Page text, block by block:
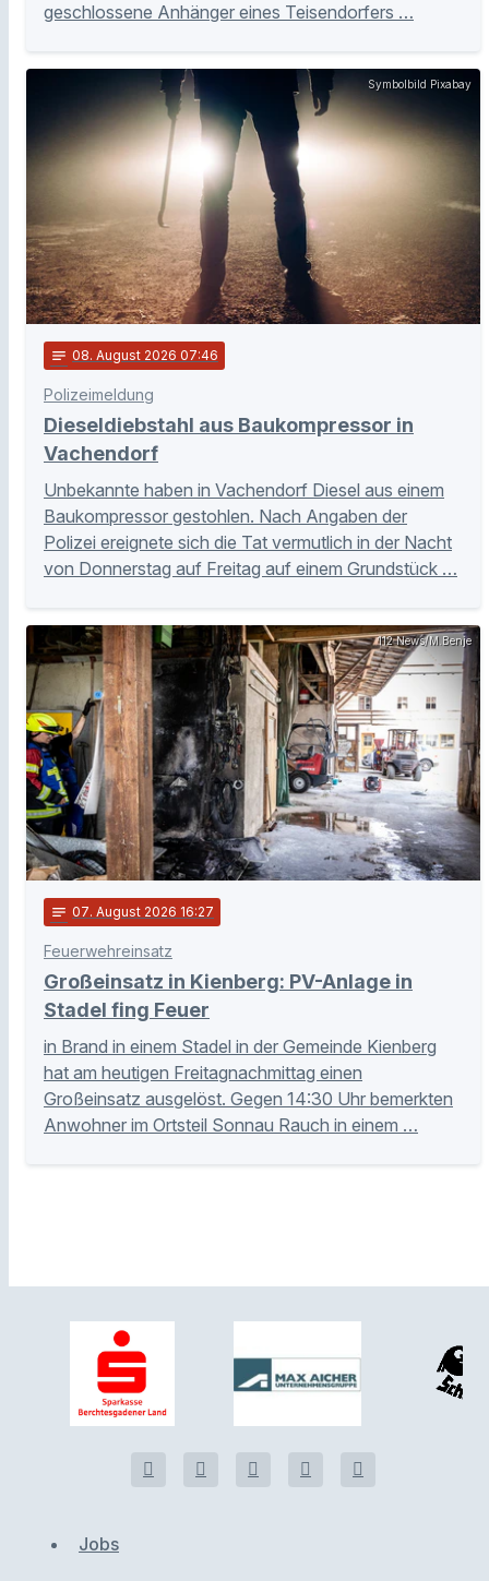
geschlossene Anhänger eines Teisendorfers …
Symbolbild Pixabay
notes 08. August 2026 07:46
Polizeimeldung
Dieseldiebstahl aus Baukompressor in
Vachendorf
Unbekannte haben in Vachendorf Diesel aus einem
Baukompressor gestohlen. Nach Angaben der
Polizei ereignete sich die Tat vermutlich in der Nacht
von Donnerstag auf Freitag auf einem Grundstück …
112 News/M.Benje
notes 07. August 2026 16:27
Feuerwehreinsatz
Großeinsatz in Kienberg: PV-Anlage in
Stadel fing Feuer
in Brand in einem Stadel in der Gemeinde Kienberg
hat am heutigen Freitagnachmittag einen
Großeinsatz ausgelöst. Gegen 14:30 Uhr bemerkten
Anwohner im Ortsteil Sonnau Rauch in einem …
Jobs